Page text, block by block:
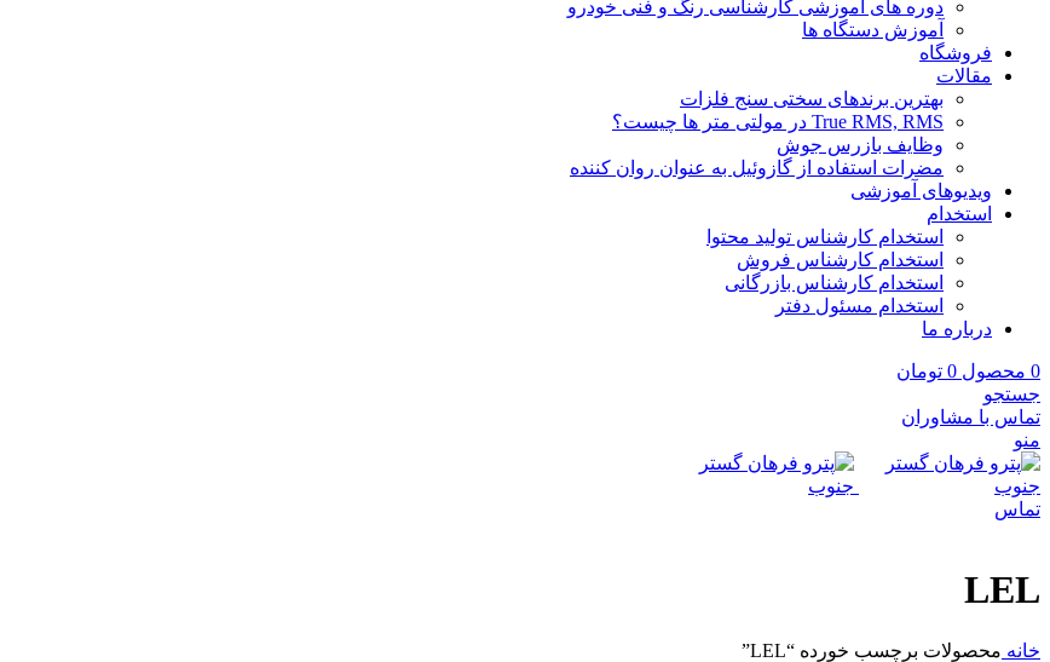
دوره های آموزشی کارشناسی رنگ و فنی خودرو
آموزش دستگاه ها
فروشگاه
مقالات
بهترین برندهای سختی سنج فلزات
True RMS, RMS در مولتی متر ها چیست؟
وظایف بازرس جوش
مضرات استفاده از گازوئیل به عنوان روان کننده
ویدیوهای آموزشی
استخدام
استخدام کارشناس تولید محتوا
استخدام کارشناس فروش
استخدام کارشناس بازرگانی
استخدام مسئول دفتر
درباره ما
0 محصول 0 تومان
جستجو
تماس با مشاوران
منو
تماس
LEL
خانه محصولات برچسب خورده “LEL”